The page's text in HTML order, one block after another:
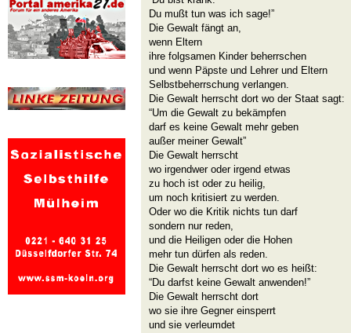
Du mußt tun was ich sage!”
Die Gewalt fängt an,
wenn Eltern
ihre folgsamen Kinder beherrschen
und wenn Päpste und Lehrer und Eltern
Selbstbeherrschung verlangen.
Die Gewalt herrscht dort wo der Staat sagt:
“Um die Gewalt zu bekämpfen
darf es keine Gewalt mehr geben
außer meiner Gewalt”
Die Gewalt herrscht
wo irgendwer oder irgend etwas
zu hoch ist oder zu heilig,
um noch kritisiert zu werden.
Oder wo die Kritik nichts tun darf
sondern nur reden,
und die Heiligen oder die Hohen
mehr tun dürfen als reden.
Die Gewalt herrscht dort wo es heißt:
“Du darfst keine Gewalt anwenden!”
Die Gewalt herrscht dort
wo sie ihre Gegner einsperrt
und sie verleumdet